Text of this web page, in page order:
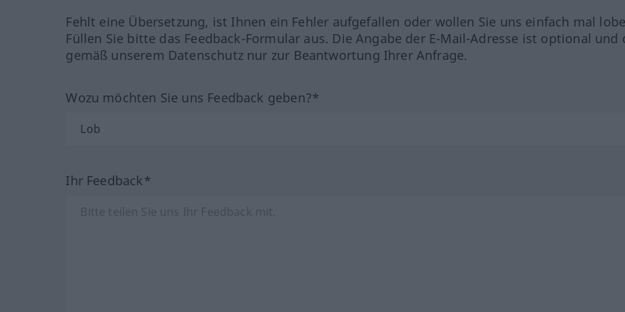
Fehlt eine Übersetzung, ist Ihnen ein Fehler aufgefallen oder wollen Sie uns einfach mal
Füllen Sie bitte das Feedback-Formular aus. Die Angabe der E-Mail-Adresse ist optional und
gemäß unserem Datenschutz nur zur Beantwortung Ihrer Anfrage.
Wozu möchten Sie uns Feedback geben?*
Ihr Feedback*